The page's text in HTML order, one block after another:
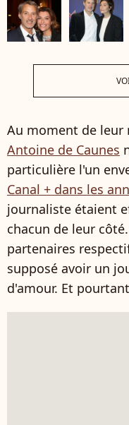
Au moment de leur
Antoine de Caunes
particulière l'un
Canal + dans les
journaliste étaient
chacun de leur
partenaires
supposé avoir un
d'amour. Et